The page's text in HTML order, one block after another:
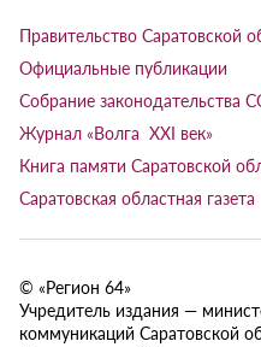
Правительство Саратовской
Официальные публикации
Собрание законодательства
Журнал «Волга XXI век»
Книга памяти Саратовской
Саратовская областная газета
© «Регион 64»
Учредитель издания —
коммуникаций Саратовской